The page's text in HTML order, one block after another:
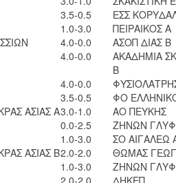
3.5-0.5
ΕΣΣ
1.0-3.0
ΠΕΙΡΑΙΚΟΣ Α
4.0-0.0
ΑΣΟΠ ΔΙΑΣ Β
4.0-0.0
ΑΚΑΔΗΜΙΑ
Β
4.0-0.0
3.5-0.5
ΦΟ
ΑΣΙΑΣ Α3.0-1.0
ΑΟ ΠΕΥΚΗΣ
0.0-2.5
ΖΗΝΩΝ
1.0-3.0
ΣΟ ΑΙΓΑΛΕΩ
ΑΣΙΑΣ Β2.0-2.0
ΘΩΜΑΣ
1.0-3.0
ΖΗΝΩΝ
2.0-2.0
ΔΗΚΕΠ